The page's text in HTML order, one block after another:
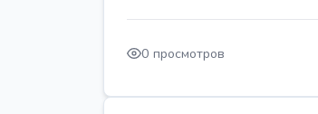
0 просмотров